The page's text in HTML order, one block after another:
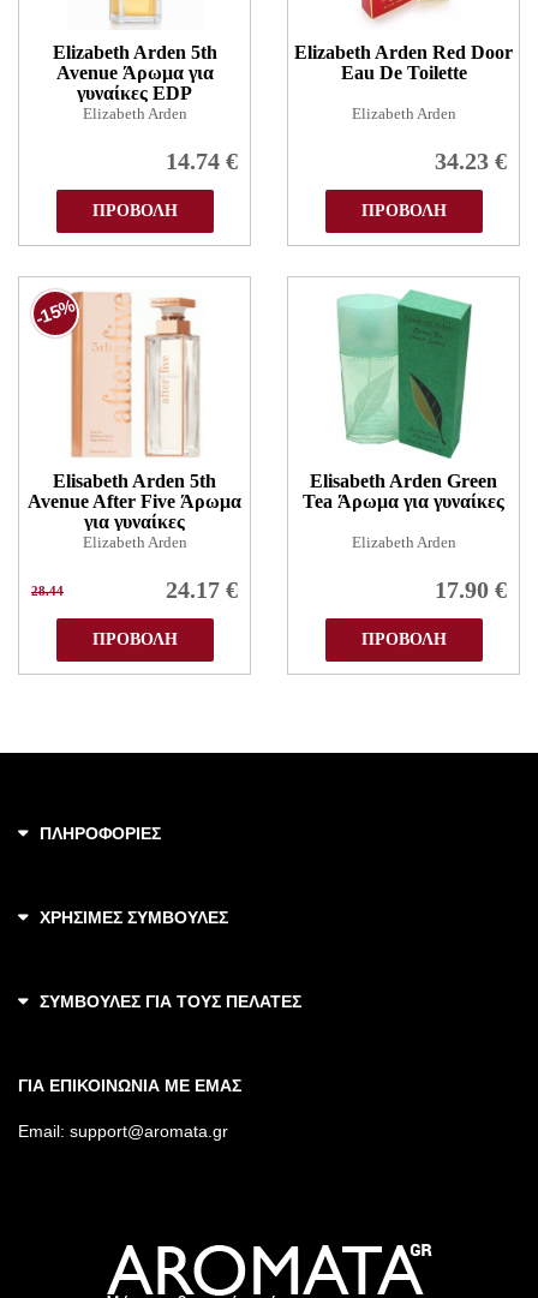
Elizabeth Arden 5th
Avenue Άρωμα για
γυναίκες EDP
Elizabeth Arden
14.74 €
ΠΡΟΒΟΛΗ
Elizabeth Arden Red Door
Eau De Toilette
Elizabeth Arden
34.23 €
ΠΡΟΒΟΛΗ
Elisabeth Arden 5th
Avenue After Five Άρωμα
για γυναίκες
Elizabeth Arden
24.17 €
28.44
ΠΡΟΒΟΛΗ
-15%
Elisabeth Arden Green
Tea Άρωμα για γυναίκες
Elizabeth Arden
17.90 €
ΠΡΟΒΟΛΗ
ΠΛΗΡΟΦΟΡΙΕΣ
ΧΡΗΣΙΜΕΣ ΣΥΜΒΟΥΛΕΣ
ΣΥΜΒΟΥΛΕΣ ΓΙΑ ΤΟΥΣ ΠΕΛΑΤΕΣ
ΓΙΑ ΕΠΙΚΟΙΝΩΝΙΑ ΜΕ ΕΜΑΣ
Email: support@aromata.gr